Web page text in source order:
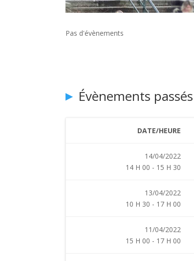
Pas d'évènements
Évènements passés
DATE/HEURE
14/04/2022
14 H 00 - 15 H 30
13/04/2022
10 H 30 - 17 H 00
11/04/2022
15 H 00 - 17 H 00